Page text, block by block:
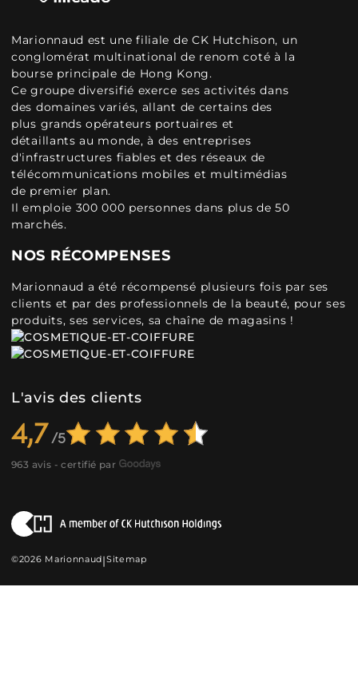
Marionnaud est une filiale de CK Hutchison, un
conglomérat multinational de renom coté à la
bourse principale de Hong Kong.
Ce groupe diversifié exerce ses activités dans
des domaines variés, allant de certains des
plus grands opérateurs portuaires et
détaillants au monde, à des entreprises
d'infrastructures fiables et des réseaux de
télécommunications mobiles et multimédias
de premier plan.
Il emploie 300 000 personnes dans plus de 50
marchés.
NOS RÉCOMPENSES
Marionnaud a été récompensé plusieurs fois par ses
clients et par des professionnels de la beauté, pour ses
produits, ses services, sa chaîne de magasins !
L'avis des clients
4,7
963 avis - certifié par
©2026 Marionnaud|Sitemap